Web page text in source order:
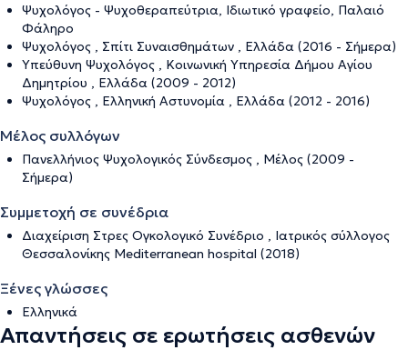
Ψυχολόγος - Ψυχοθεραπεύτρια, Ιδιωτικό γραφείο, Παλαιό
Φάληρο
Ψυχολόγος , Σπίτι Συναισθημάτων , Ελλάδα (2016 - Σήμερα)
Υπεύθυνη Ψυχολόγος , Κοινωνική Υπηρεσία Δήμου Αγίου
Δημητρίου , Ελλάδα (2009 - 2012)
Ψυχολόγος , Ελληνική Αστυνομία , Ελλάδα (2012 - 2016)
Μέλος συλλόγων
Πανελλήνιος Ψυχολογικός Σύνδεσμος , Μέλος (2009 -
Σήμερα)
Συμμετοχή σε συνέδρια
Διαχείριση Στρες Ογκολογικό Συνέδριο , Ιατρικός σύλλογος
Θεσσαλονίκης Mediterranean hospital (2018)
Ξένες γλώσσες
Ελληνικά
Απαντήσεις σε ερωτήσεις ασθενών